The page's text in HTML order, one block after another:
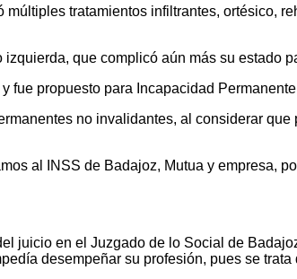
tratamientos infiltrantes, ortésico,
que complicó aún más su estado
fue propuesto para Incapacidad
no invalidantes, al considerar
al INSS de Badajoz, Mutua y empresa,
juicio en el Juzgado de lo Social de
desempeñar su profesión, pues se